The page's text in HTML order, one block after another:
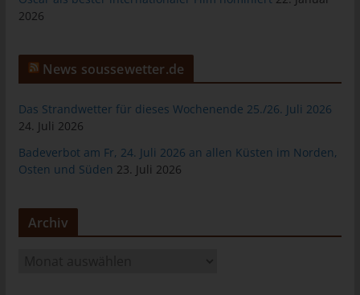
2026
News soussewetter.de
Das Strandwetter für dieses Wochenende 25./26. Juli 2026
24. Juli 2026
Badeverbot am Fr, 24. Juli 2026 an allen Küsten im Norden,
Osten und Süden 23. Juli 2026
Archiv
Internetbrowser kann über die eindeutige Cookie-ID
wiedererkannt und identifiziert werden.
Internetseite nutzerfreundlichere Services bereitstellen, die ohne
die Cookie-Setzung nicht möglich wären.
Mittels eines Cookies können die Informationen und Angebote
auf unserer Internetseite im Sinne des Benutzers optimiert
werden. Cookies ermöglichen uns, wie bereits erwähnt, die
Benutzer unserer Internetseite wiederzuerkennen. Zweck dieser
Cookies verwendet, muss beispielsweise nicht bei jedem
Besuch der Internetseite erneut seine Zugangsdaten eingeben,
Computersystem des Benutzers abgelegten Cookie